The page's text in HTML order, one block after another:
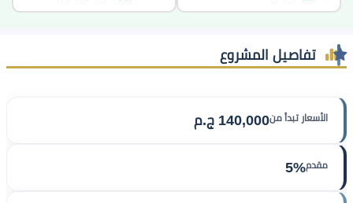
تفاصيل المشروع
الأسعار تبدأ من140,000 ج.م
مقدم5%